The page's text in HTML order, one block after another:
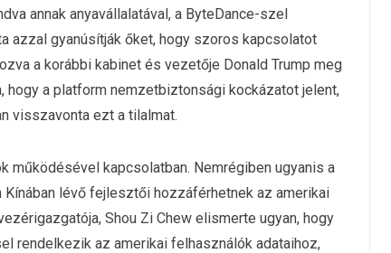
annak anyavállalatával, a ByteDance-szel
azzal gyanúsítják őket, hogy szoros kapcsolatot
a korábbi kabinet és vezetője Donald Trump meg
hogy a platform nemzetbiztonsági kockázatot jelent,
visszavonta ezt a tilalmat.
működésével kapcsolatban. Nemrégiben ugyanis a
lévő fejlesztői hozzáférhetnek az amerikai
Shou Zi Chew elismerte ugyan, hogy
rendelkezik az amerikai felhasználók adataihoz,